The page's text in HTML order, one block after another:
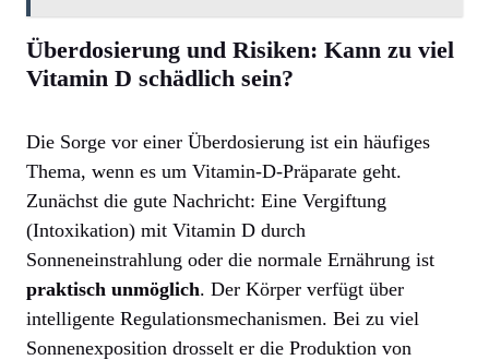
Überdosierung und Risiken: Kann zu viel
Vitamin D schädlich sein?
Die Sorge vor einer Überdosierung ist ein häufiges
Thema, wenn es um Vitamin-D-Präparate geht.
Zunächst die gute Nachricht: Eine Vergiftung
(Intoxikation) mit Vitamin D durch
Sonneneinstrahlung oder die normale Ernährung ist
praktisch unmöglich. Der Körper verfügt über
intelligente Regulationsmechanismen. Bei zu viel
Sonnenexposition drosselt er die Produktion von